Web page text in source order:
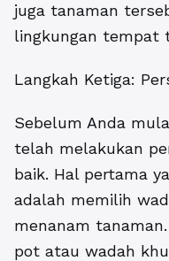
juga tanaman
lingkungan tempat
Langkah Ketiga:
Sebelum Anda
telah melakukan
baik. Hal pertama
adalah memilih
menanam
pot atau wadah